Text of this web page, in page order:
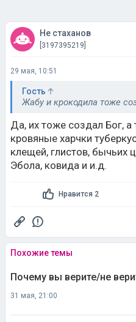
Не стаханов
[3197395219]
29 мая, 10:51
Гость
Жабу и крокодила тоже
Да, их тоже создал Бог,
кровяные харчки
клещей, глистов, бычьих
Эбола, ковида и и.д.
Нравится 2
Похожие темы
Почему вы верите/не
31 мая, 21:00